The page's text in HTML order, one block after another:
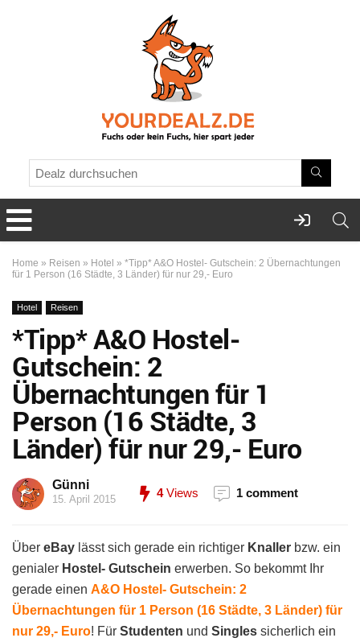
Home » Reisen » Hotel » *Tipp* A&O Hostel- Gutschein: 2 Übernachtungen
für 1 Person (16 Städte, 3 Länder) für nur 29,- Euro
Hotel Reisen
*Tipp* A&O Hostel-
Gutschein: 2
Übernachtungen für 1
Person (16 Städte, 3
Länder) für nur 29,- Euro
Günni
15. April 2015 4Views 1 comment
Über eBay lässt sich gerade ein richtiger Knaller bzw. ein
genialer Hostel- Gutschein erwerben. So bekommt Ihr
gerade einen A&O Hostel- Gutschein: 2
Übernachtungen für 1 Person (16 Städte, 3 Länder) für
nur 29,- Euro! Für Studenten und Singles sicherlich ein